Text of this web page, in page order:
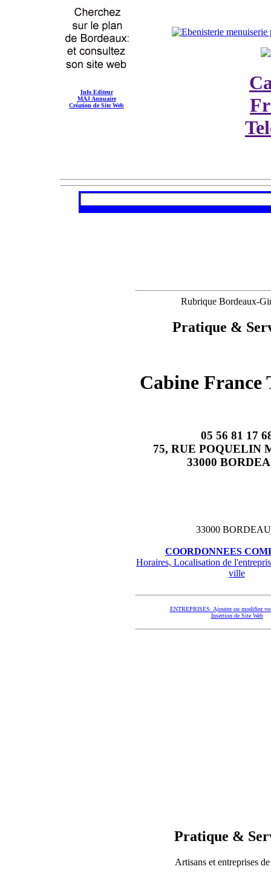
Info Editeur
MAJ Annuaire
Création de Site Web
Rubrique Bordeaux-
Pratique &
Cabine France
05 56 81 17
75, RUE POQUELIN
33000
33000
COORDONNEES
Horaires, Localisation de
ville
ENTREPRISES: Ajoutez ou modifiez
Insertion de Site Web
Pratique &
Artisans et entreprises